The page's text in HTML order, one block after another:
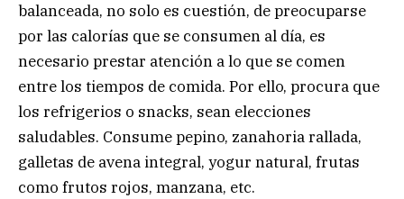
balanceada, no solo es cuestión, de preocuparse
por las calorías que se consumen al día, es
necesario prestar atención a lo que se comen
entre los tiempos de comida. Por ello, procura que
los refrigerios o snacks, sean elecciones
saludables. Consume pepino, zanahoria rallada,
galletas de avena integral, yogur natural, frutas
como frutos rojos, manzana, etc.